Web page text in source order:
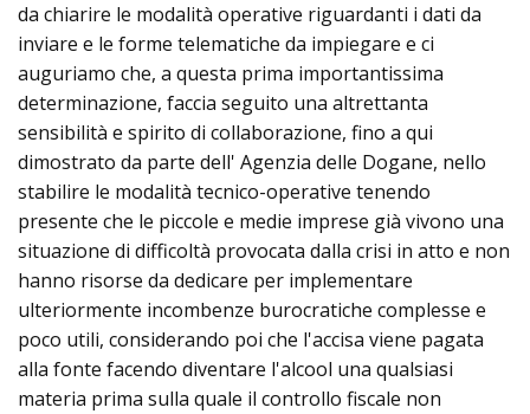
da chiarire le modalità operative riguardanti i dati da
inviare e le forme telematiche da impiegare e ci
auguriamo che, a questa prima importantissima
determinazione, faccia seguito una altrettanta
sensibilità e spirito di collaborazione, fino a qui
dimostrato da parte dell' Agenzia delle Dogane, nello
stabilire le modalità tecnico-operative tenendo
presente che le piccole e medie imprese già vivono una
situazione di difficoltà provocata dalla crisi in atto e non
hanno risorse da dedicare per implementare
ulteriormente incombenze burocratiche complesse e
poco utili, considerando poi che l'accisa viene pagata
alla fonte facendo diventare l'alcool una qualsiasi
materia prima sulla quale il controllo fiscale non